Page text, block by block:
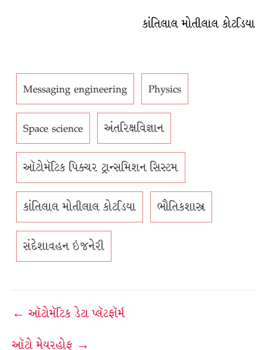
કાંતિલાલ મોતીલાલ કોટડિયા
Messaging engineering Physics
Space science અંતરિક્ષવિજ્ઞાન
ઑટોમૅટિક પિક્ચર ટ્રાન્સમિશન સિસ્ટમ
કાંતિલાલ મોતીલાલ કોટડિયા ભૌતિકશાસ્ત્ર
સંદેશાવહન ઇજનેરી
Post
navigation
← ઑટોમૅટિક ડેટા પ્લૅટફૉર્મ
ઑટો મેયરહોફ →